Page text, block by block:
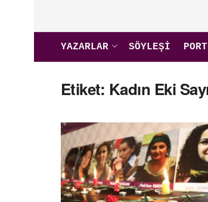
YAZARLAR SÖYLEŞI
Etiket: Kadın Eki